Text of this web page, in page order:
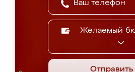
Желаемый
Отправить